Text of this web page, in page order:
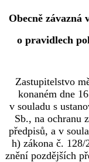
Obecně závazná
o pravidlech
Zastupitelstvo
konaném dne
v souladu s
Sb., na ochranu
předpisů, a v
h) zákona č.
znění pozdějších